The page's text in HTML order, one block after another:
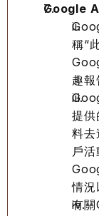
Google
稱“
趣報
提供
料去
戶
情況
有關